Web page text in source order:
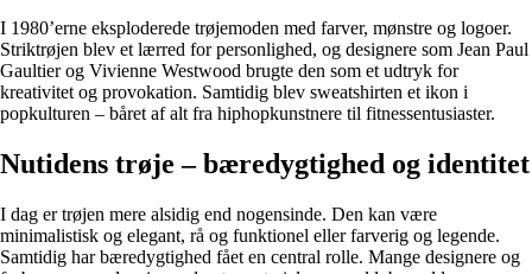
I 1980’erne eksploderede trøjemoden med farver, mønstre og logoer.
Striktrøjen blev et lærred for personlighed, og designere som Jean Paul
Gaultier og Vivienne Westwood brugte den som et udtryk for
kreativitet og provokation. Samtidig blev sweatshirten et ikon i
popkulturen – båret af alt fra hiphopkunstnere til fitnessentusiaster.
Nutidens trøje – bæredygtighed og identitet
I dag er trøjen mere alsidig end nogensinde. Den kan være
minimalistisk og elegant, rå og funktionel eller farverig og legende.
Samtidig har bæredygtighed fået en central rolle. Mange designere og